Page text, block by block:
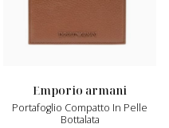
emporio armani
Portafoglio Compatto In Pelle
Bottalata